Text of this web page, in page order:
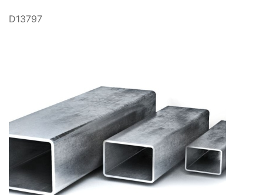
D13797